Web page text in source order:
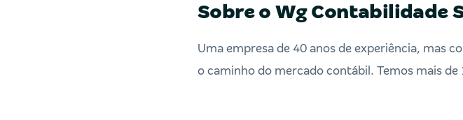
Sobre o Wg Contabilidade
Uma empresa de 40 anos de experiência, mas
o caminho do mercado contábil. Temos mais de